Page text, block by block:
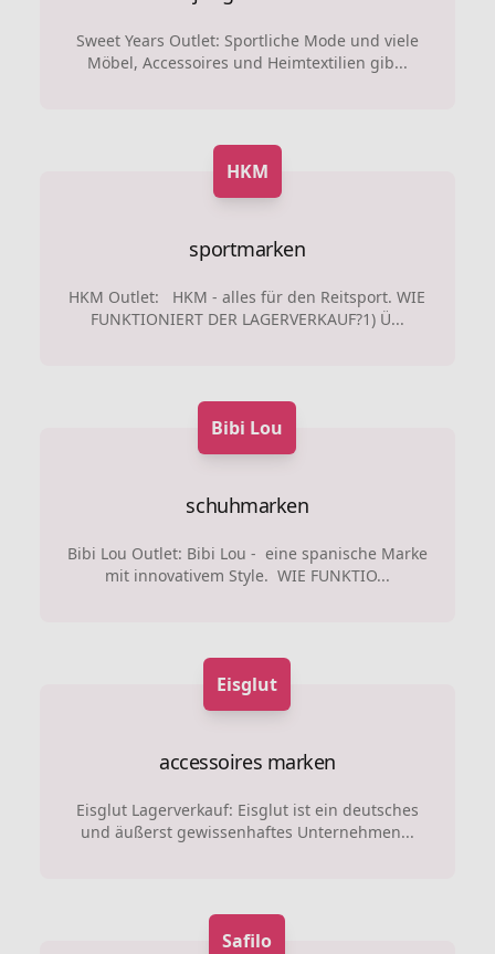
Sweet Years Outlet: Sportliche Mode und viele
Möbel, Accessoires und Heimtextilien gib...
HKM
sportmarken
HKM Outlet: HKM - alles für den Reitsport. WIE
FUNKTIONIERT DER LAGERVERKAUF?1) Ü...
Bibi Lou
schuhmarken
Bibi Lou Outlet: Bibi Lou - eine spanische Marke
mit innovativem Style. WIE FUNKTIO...
Eisglut
accessoires marken
Eisglut Lagerverkauf: Eisglut ist ein deutsches
und äußerst gewissenhaftes Unternehmen...
Safilo